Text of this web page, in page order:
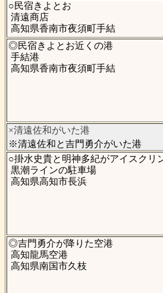
○民宿きよとお
清遠商店
高知県香南市夜須町手結
◎民宿きよとお近くの港
手結港
高知県香南市夜須町手結
×清遠佐和がいた港
※清遠佐和と吉門勇介がいた港
○掛水史貴と明神多紀がアイスクリ
黒潮ラインの駐車場
高知県高知市長浜
◎吉門勇介が降りた空港
高知龍馬空港
高知県南国市久枝